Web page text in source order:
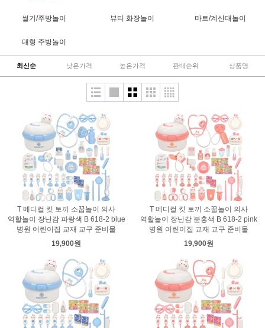
썰기/주방놀이 뷰티 화장놀이 마트/계산대놀이
대형 주방놀이
최신순 낮은가격 높은가격 판매순위 상품명
T 메디컬 킷 토끼 소꿉놀이 의사
역할놀이 장난감 파랑색 B 618-2 blue
병원 어린이집 교재 교구 준비물
19,900원
T 메디컬 킷 토끼 소꿉놀이 의사
역할놀이 장난감 분홍색 B 618-2 pink
병원 어린이집 교재 교구 준비물
19,900원